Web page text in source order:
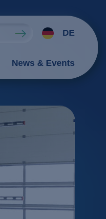
DE
News & Events